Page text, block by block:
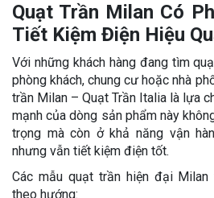
Quạt Trần Milan Có
Tiết Kiệm Điện Hiệu
Với những khách hàng đang tìm
phòng khách, chung cư hoặc nhà
trần Milan – Quạt Trần Italia là lựa
mạnh của dòng sản phẩm này
trọng mà còn ở khả năng vận
nhưng vẫn tiết kiệm điện tốt.
Các mẫu quạt trần hiện đại
theo hướng: